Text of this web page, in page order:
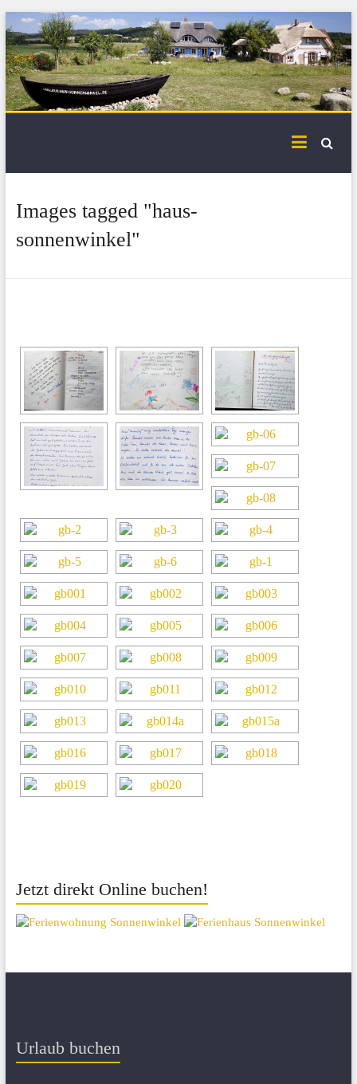
Skip
to
content
Images tagged "haus-
sonnenwinkel"
Jetzt direkt Online buchen!
Urlaub buchen